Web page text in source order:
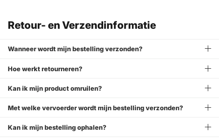
Retour- en Verzendinformatie
Wanneer wordt mijn bestelling verzonden?
Hoe werkt retourneren?
Kan ik mijn product omruilen?
Met welke vervoerder wordt mijn bestelling verzonden?
Kan ik mijn bestelling ophalen?